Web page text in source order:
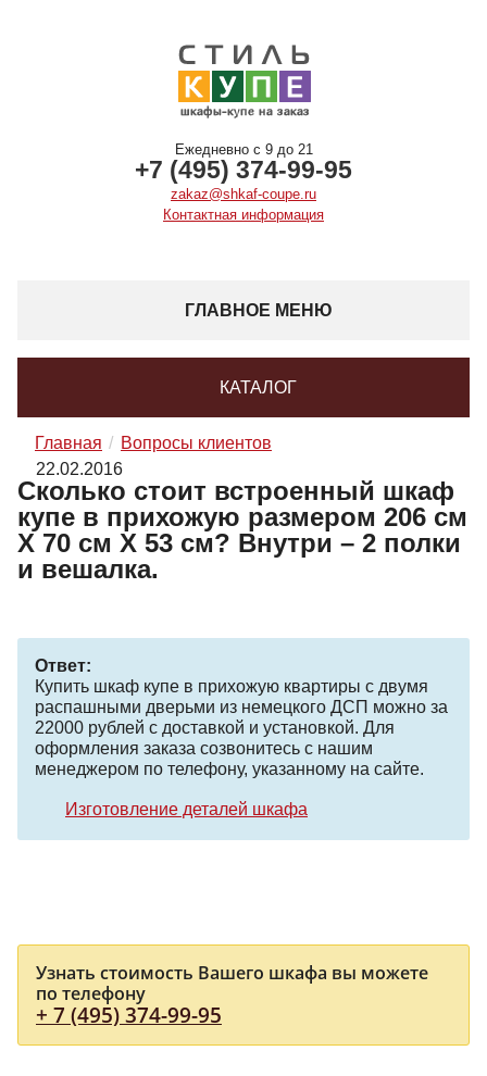
Ежедневно с 9 до 21
+7 (495) 374-99-95
zakaz@shkaf-coupe.ru
Контактная информация
ГЛАВНОЕ МЕНЮ
КАТАЛОГ
Главная
Вопросы клиентов
22.02.2016
Сколько стоит встроенный шкаф
купе в прихожую размером 206 см
Х 70 см Х 53 см? Внутри – 2 полки
и вешалка.
Ответ:
Купить шкаф купе в прихожую квартиры с двумя
распашными дверьми из немецкого ДСП можно за
22000 рублей с доставкой и установкой. Для
оформления заказа созвонитесь с нашим
менеджером по телефону, указанному на сайте.
Изготовление деталей шкафа
Узнать стоимость Вашего шкафа вы можете
по телефону
+ 7 (495) 374-99-95